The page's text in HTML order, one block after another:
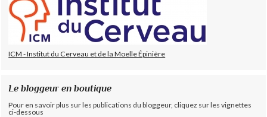
ICM - Institut du Cerveau et de la Moelle Épinière
Le bloggeur en boutique
Pour en savoir plus sur les publications du bloggeur, cliquez sur les vignettes
ci-dessous